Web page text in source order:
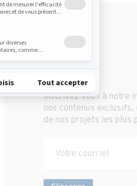
Infolettre
Inscrivez-vous à notre
nos contenus
de nos projets les plus